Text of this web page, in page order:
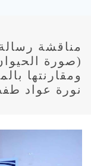
مناقشة
(صورة
ومقارنتها
نورة عواد